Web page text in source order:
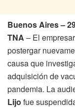
Buenos Aires –
TNA – El
postergar
causa que
adquisición de
pandemia. La
Lijo fue